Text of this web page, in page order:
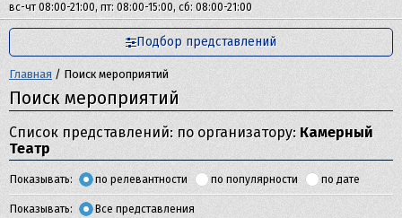
вс-чт 08:00-21:00, пт: 08:00-15:00, сб: 08:00-21:00
Подбор представлений
Главная / Поиск мероприятий
Поиск мероприятий
Список представлений: по организатору: Камерный
Театр
Показывать: по релевантности по популярности по дате
Показывать:
Все представления